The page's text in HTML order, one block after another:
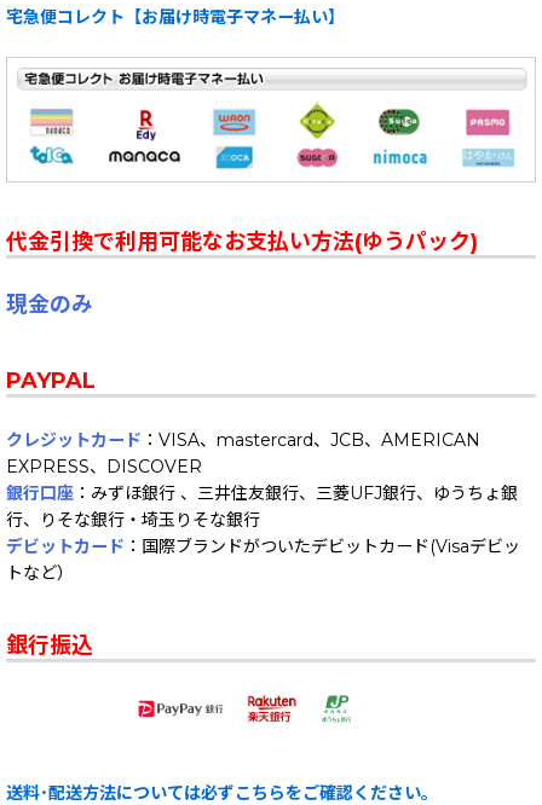
宅急便コレクト【お届け時電子マネー払い】
代金引換で利用可能なお支払い方法(ゆうパック)
現金のみ
PAYPAL
クレジットカード ：VISA、mastercard、JCB、AMERICAN
EXPRESS、DISCOVER
銀行口座 ：みずほ銀行 、三井住友銀行、三菱UFJ銀行、ゆうちょ銀
行、りそな銀行・埼玉りそな銀行
デビットカード ：国際ブランドがついたデビットカード(Visaデビッ
トなど）
銀行振込
送料･配送方法については必ずこちらをご確認ください。